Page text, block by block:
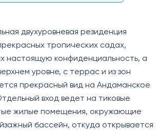
двухуровневая резиденция
тропических садах,
настоящую конфиденциальность, а
уровне, с террас и из зон
прекрасный вид на Андаманское
вход ведет на тиковые
жилые помещения, окружающие
бассейн, откуда открывается